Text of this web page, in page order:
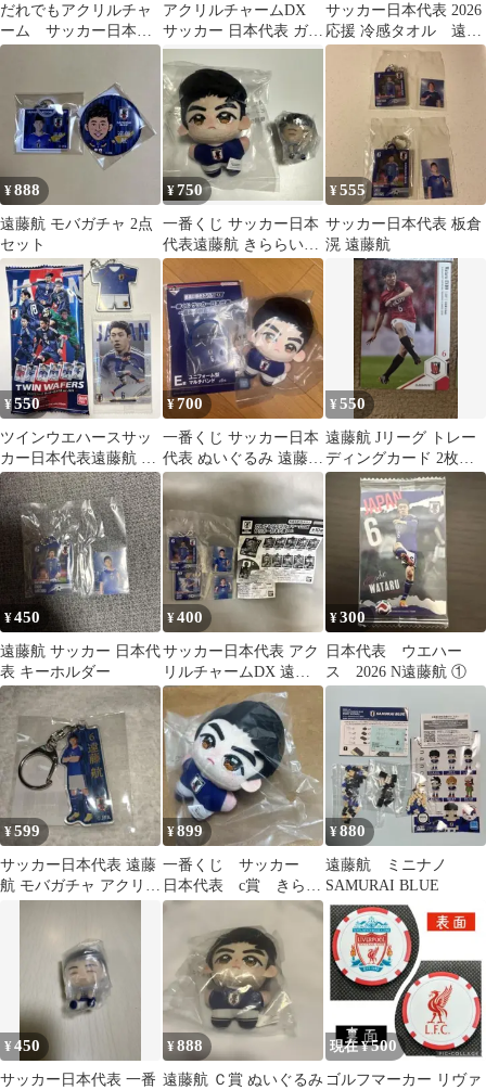
だれでもアクリルチャ
ーム サッカー日本代
表 遠藤航
アクリルチャームDX
サッカー 日本代表 ガチ
ャガチャ
サッカー日本代表 2026
応援 冷感タオル 遠藤
航
¥888
遠藤航 モバガチャ 2点
セット
¥750
一番くじ サッカー日本
代表遠藤航 きららいず
マスコット・ちょこの
っこフィギュア
¥555
サッカー日本代表 板倉
滉 遠藤航
¥550
ツインウエハースサッ
カー日本代表遠藤航 ア
クリルチャームサッカ
ー日本代表No4
¥700
一番くじ サッカー日本
代表 ぬいぐるみ 遠藤航
セット
¥550
遠藤航 Jリーグ トレー
ディングカード 2枚セ
ット
¥450
遠藤航 サッカー 日本代
表 キーホルダー
¥400
サッカー日本代表 アク
リルチャームDX 遠藤
航 堂安律 セット
¥300
日本代表 ウエハー
ス 2026 N遠藤航 ①
¥599
サッカー日本代表 遠藤
航 モバガチャ アクリル
¥899
一番くじ サッカー
日本代表 c賞 きらら
いずマスコット 遠藤
¥880
遠藤航 ミニナノ
SAMURAI BLUE
¥450
サッカー日本代表 一番
¥888
遠藤航 Ｃ賞 ぬいぐるみ
現在 ¥500
ゴルフマーカー リヴァ